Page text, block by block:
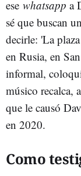
ese whatsapp a
sé que buscan
decirle: 'La
en Rusia, en
informal,
músico recalca,
que le causó
en 2020.
Como